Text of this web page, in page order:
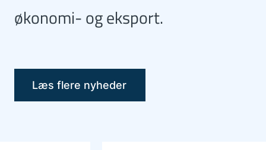
økonomi- og eksport.
Læs flere nyheder